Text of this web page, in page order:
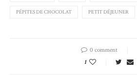
PÉPITES DE CHOCOLAT PETIT DÉJEUNER
0 comment
1